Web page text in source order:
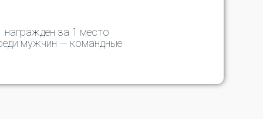
награжден за 1 место
мужчин — командные